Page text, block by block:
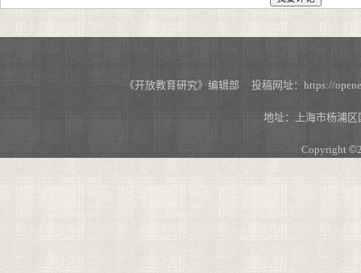
《开放教育研究》编辑部 投稿网址：https://
地址：上海市杨浦
Copyright ©